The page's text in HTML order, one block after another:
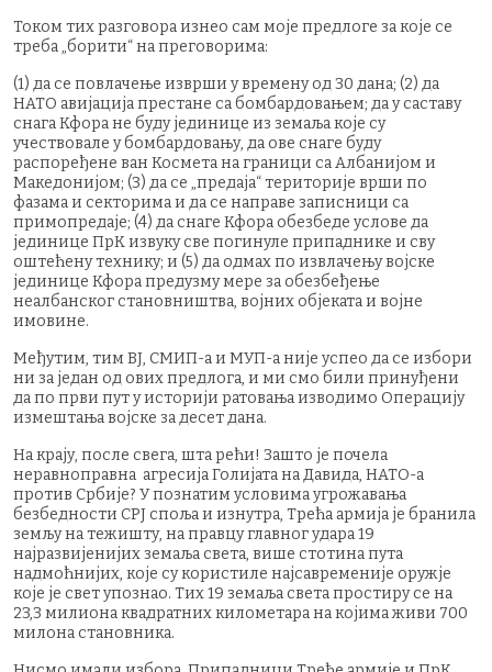
Током тих разговора изнео сам моје предлоге за које се
треба „борити“ на преговорима:
(1) да се повлачење изврши у времену од 30 дана; (2) да
НАТО авијација престане са бомбардовањем; да у саставу
снага Кфора не буду јединице из земаља које су
учествовале у бомбардовању, да ове снаге буду
распоређене ван Космета на граници са Албанијом и
Македонијом; (3) да се „предаја“ територије врши по
фазама и секторима и да се направе записници са
примопредаје; (4) да снаге Кфора обезбеде услове да
јединице ПрК извуку све погинуле припаднике и сву
оштећену технику; и (5) да одмах по извлачењу војске
јединице Кфора предузму мере за обезбеђење
неалбанског становништва, војних објеката и војне
имовине.
Међутим, тим ВЈ, СМИП-а и МУП-а није успео да се избори
ни за један од ових предлога, и ми смо били принуђени
да по први пут у историји ратовања изводимо Операцију
измештања војске за десет дана.
На крају, после свега, шта рећи! Зашто је почела
неравноправна агресија Голијата на Давида, НАТО-а
против Србије? У познатим условима угрожавања
безбедности СРЈ споља и изнутра, Трећа армија је бранила
земљу на тежишту, на правцу главног удара 19
најразвијенијих земаља света, више стотина пута
надмоћнијих, које су користиле најсавременије оружје
које је свет упознао. Тих 19 земаља света простиру се на
23,3 милиона квадратних километара на којима живи 700
милона становника.